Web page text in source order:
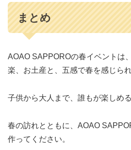
まとめ
AOAO SAPPOROの春イベントは
楽、お土産と、五感で春を感じら
子供から大人まで、誰もが楽しめ
春の訪れとともに、AOAO
作ってください。